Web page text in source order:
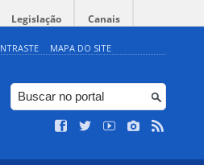
Legislação Canais
MAPA DO SITE